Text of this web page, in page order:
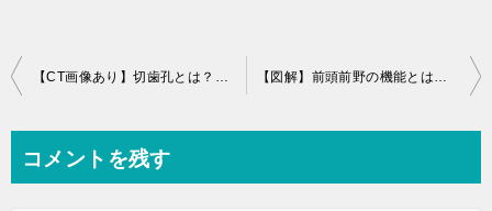
投
ビ
【CT画像あり】切歯孔とは？場所、通るものまとめ！ 【図解】前頭前野の機能とは？低下するとどうなる？
コメントを残す